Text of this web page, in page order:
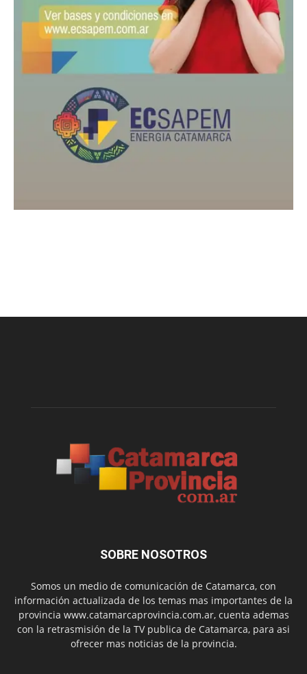
SOBRE NOSOTROS
Somos un medio de comunicación de Catamarca, con
información actualizada de los temas mas importantes de la
provincia www.catamarcaprovincia.com.ar, cuenta ademas
con la retrasmisión de la TV publica de Catamarca, para asi
ofrecer mas noticias de la provincia.